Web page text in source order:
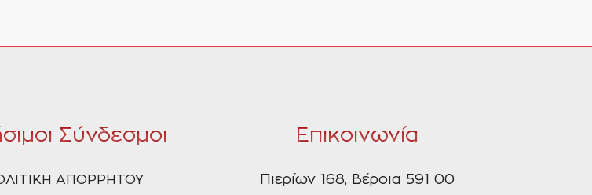
Σύνδεσμοι
ΑΠΟΡΡΗΤΟΥ
Επικοινωνία
Πιερίων 168, Βέροια 591 00